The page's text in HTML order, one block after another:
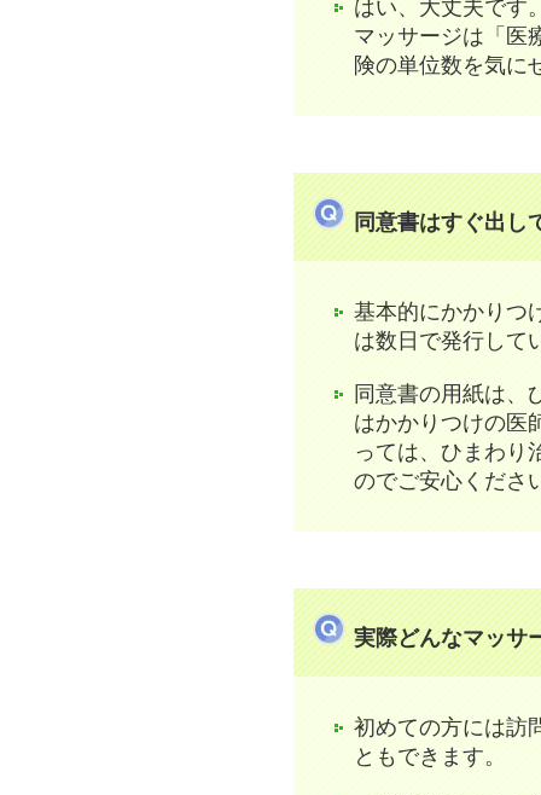
はい、大丈夫です
マッサージは「医
険の単位数を気に
同意書はすぐ出し
基本的にかかりつ
は数日で発行して
同意書の用紙は、
はかかりつけの医
っては、ひまわり
のでご安心くださ
実際どんなマッサ
初めての方には訪
ともできます。